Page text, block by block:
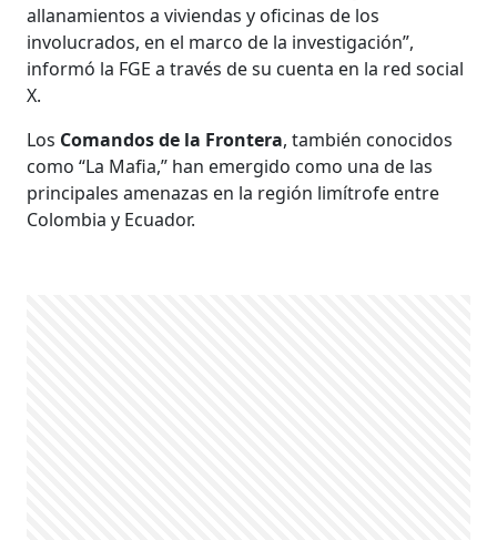
allanamientos a viviendas y oficinas de los
involucrados, en el marco de la investigación”,
informó la FGE a través de su cuenta en la red social
X.
Los Comandos de la Frontera, también conocidos
como “La Mafia,” han emergido como una de las
principales amenazas en la región limítrofe entre
Colombia y Ecuador.